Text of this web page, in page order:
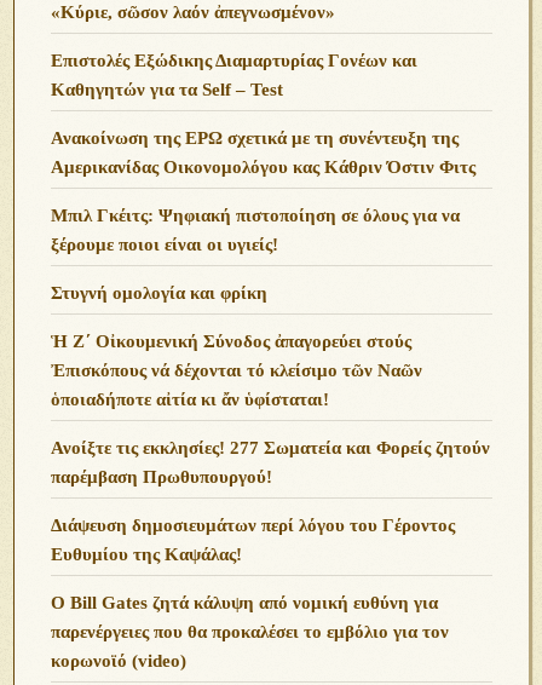
«Κύριε, σῶσον λαόν ἀπεγνωσμένον»
Επιστολές Εξώδικης Διαμαρτυρίας Γονέων και
Καθηγητών για τα Self – Test
Ανακοίνωση της ΕΡΩ σχετικά με τη συνέντευξη της
Αμερικανίδας Οικονομολόγου κας Κάθριν Όστιν Φιτς
Μπιλ Γκέιτς: Ψηφιακή πιστοποίηση σε όλους για να
ξέρουμε ποιοι είναι οι υγιείς!
Στυγνή ομολογία και φρίκη
Ἡ Ζ΄ Οἰκουμενική Σύνοδος ἀπαγορεύει στούς
Ἐπισκόπους νά δέχονται τό κλείσιμο τῶν Ναῶν
ὁποιαδήποτε αἰτία κι ἄν ὑφίσταται!
Ανoίξτε τις εκκλησίες! 277 Σωματεία και Φορείς ζητούν
παρέμβαση Πρωθυπουργού!
Διάψευση δημοσιευμάτων περί λόγου του Γέροντος
Ευθυμίου της Καψάλας!
O Bill Gates ζητά κάλυψη από νομική ευθύνη για
παρενέργειες που θα προκαλέσει το εμβόλιο για τον
κορωνοϊό (video)